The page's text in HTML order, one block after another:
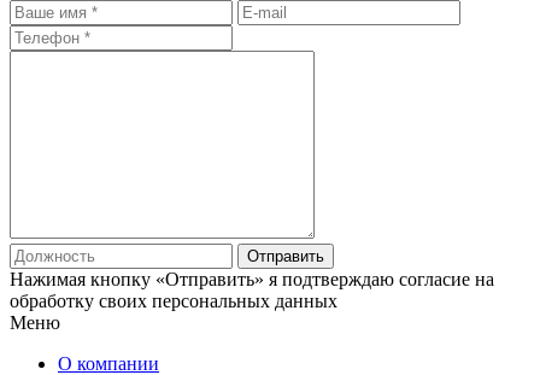
Отправить
Нажимая кнопку «Отправить» я подтверждаю согласие на
обработку своих персональных данных
Меню
О компании